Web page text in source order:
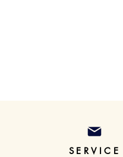
SERVICE